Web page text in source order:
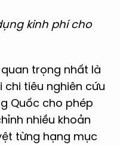
kinh phí cho
trọng nhất là
tiêu nghiên cứu
Quốc cho phép
nhiều khoản
từng hạng mục